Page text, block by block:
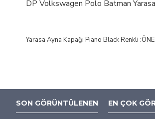
DP Volkswagen Polo Batman
Yarasa Ayna Kapağı Piano Black Renkli
SON GÖRÜNTÜLENEN EN ÇOK